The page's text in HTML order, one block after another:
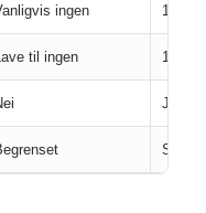
ingen 1 til 2
til ingen 1 til 2
Ja (2
Større